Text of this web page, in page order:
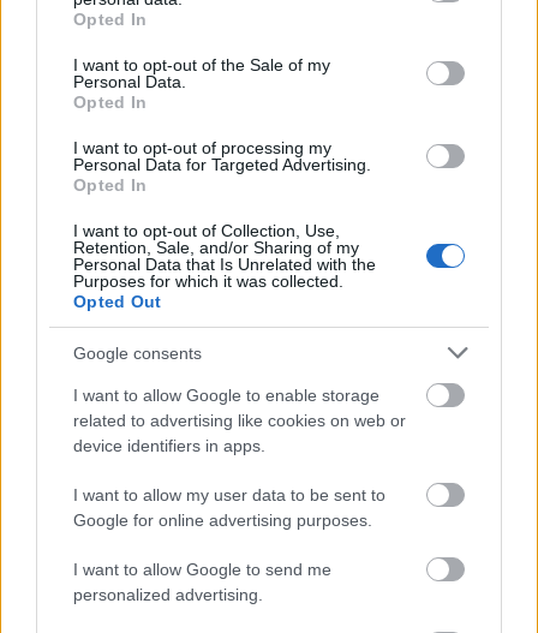
grant or deny consent to Google and its third-party tags to
use your data for below specified purposes in below Google
consent section.
Opted In
I want to opt-out of the Sale of my
Personal Data.
Opted In
I want to opt-out of processing my
Personal Data for Targeted Advertising.
Opted In
I want to opt-out of Collection, Use,
Retention, Sale, and/or Sharing of my
Personal Data that Is Unrelated with the
Purposes for which it was collected.
Opted Out
Google consents
I want to allow Google to enable storage
related to advertising like cookies on web or
device identifiers in apps.
I want to allow my user data to be sent to
Google for online advertising purposes.
I want to allow Google to send me
personalized advertising.